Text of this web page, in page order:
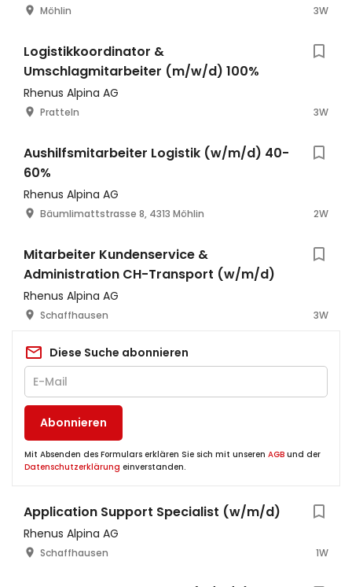
Möhlin 3W
Logistikkoordinator &
Umschlagmitarbeiter (m/w/d) 100%
Rhenus Alpina AG
Pratteln 3W
Aushilfsmitarbeiter Logistik (w/m/d) 40-
60%
Rhenus Alpina AG
Bäumlimattstrasse 8, 4313 Möhlin 2W
Mitarbeiter Kundenservice &
Administration CH-Transport (w/m/d)
Rhenus Alpina AG
Schaffhausen 3W
Diese Suche abonnieren
Abonnieren
Mit Absenden des Formulars erklären Sie sich mit unseren AGB und der
Datenschutzerklärung einverstanden.
Application Support Specialist (w/m/d)
Rhenus Alpina AG
Schaffhausen 1W